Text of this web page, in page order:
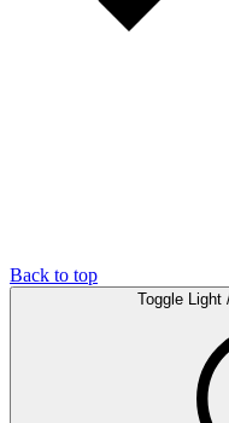
Back to top
Toggle Light